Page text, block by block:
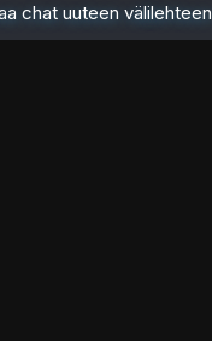
chat uuteen välilehteen